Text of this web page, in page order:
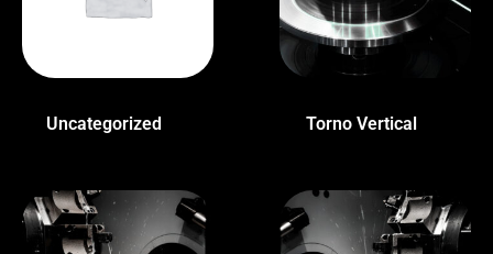
Uncategorized Torno Vertical